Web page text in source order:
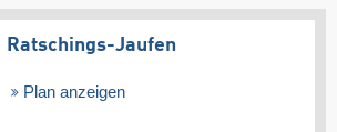
Ratschings-Jaufen
Plan anzeigen